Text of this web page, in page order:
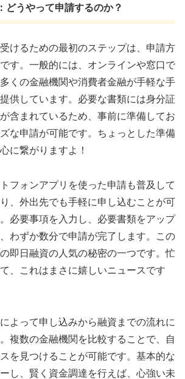
どうやって申請するのか？
けるための最初のステップは、申請方
す。一般的には、オンラインや窓口で
くの金融機関や消費者金融が手軽な手
供しています。必要な書類には身分証
含まれているため、事前に準備してお
な申請が可能です。ちょっとした準備
に繋がりますよ！
フォンアプリを使った申請も普及して
、外出先でも手軽に申し込むことが可
必要事項を入力し、必要書類をアップ
わずか数分で申請が完了します。この
即日融資の人気の秘密の一つです。忙
、これはまさに嬉しいニュースです
よって申し込みから融資までの流れに
複数の金融機関を比較することで、自
を見つけることが可能です。基本的な
し、賢く資金調達を行えば、心強い未